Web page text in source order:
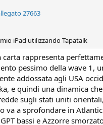
27663
iPad utilizzando Tapatalk
carta rappresenta
pessimo della wave 1,
addossata agli USA
e quindi una dinamica
sugli stati uniti
va a sprofondare in
bassi e Azzorre